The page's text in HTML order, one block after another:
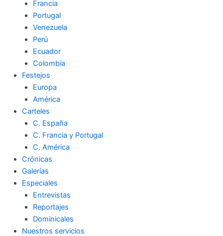
Francia
Portugal
Venezuela
Perú
Ecuador
Colombia
Festejos
Europa
América
Carteles
C. España
C. Francia y Portugal
C. América
Crónicas
Galerías
Especiales
Entrevistas
Reportajes
Dominicales
Nuestros servicios